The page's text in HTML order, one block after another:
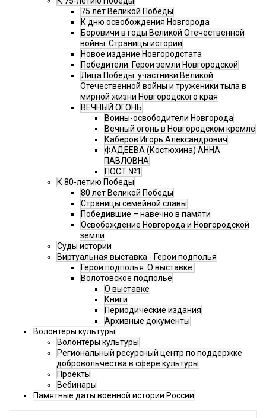
75 лет Великой Победы
К дню освобождения Новгорода
Боровичи в годы Великой Отечественной
войны. Страницы истории
Новое издание Новгородстата
Победители. Герои земли Новгородской
Лица Победы: участники Великой
Отечественной войны и труженики тыла в
мирной жизни Новгородского края
ВЕЧНЫЙ ОГОНЬ
Воины-освободители Новгорода
Вечный огонь в Новгородском кремле
Каберов Игорь Александрович
ФАДЕЕВА (Костюхина) АННА
ПАВЛОВНА
ПОСТ №1
К 80-летию Победы
80 лет Великой Победы
Страницы семейной славы
Победившие – навечно в памяти
Освобождение Новгорода и Новгородской
земли
Суды истории
Виртуальная выставка - Герои подполья
Герои подполья. О выставке.
Волотовское подполье
О выставке
Книги
Периодические издания
Архивные документы
Волонтеры культуры
Волонтеры культуры
Региональный ресурсный центр по поддержке
добровольчества в сфере культуры
Проекты
Вебинары
Памятные даты военной истории России